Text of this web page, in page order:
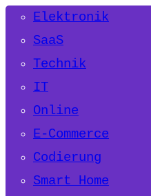
Elektronik
SaaS
Technik
IT
Online
E-Commerce
Codierung
Smart Home